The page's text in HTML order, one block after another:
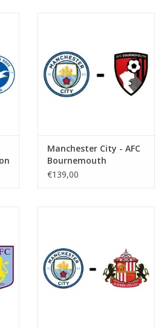
Manchester City - AFC
Bournemouth
€139,00